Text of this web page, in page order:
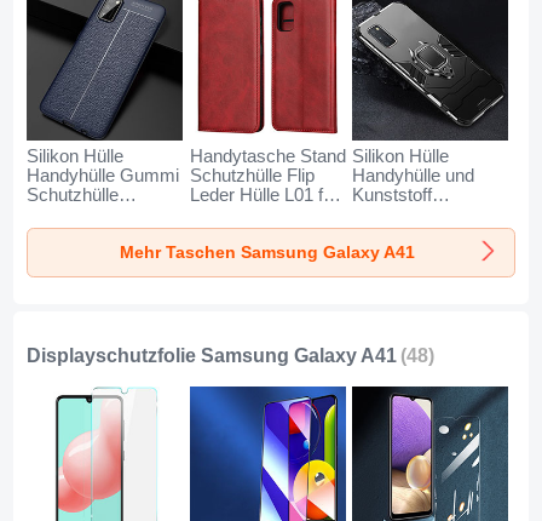
Silikon Hülle
Handyhülle Gummi
Schutzhülle
Tasche für
Samsung Galaxy
A41 Blau
Handytasche Stand
Schutzhülle Flip
Leder Hülle L01 für
A41 Rot
Silikon Hülle
Handyhülle und
Kunststoff
Hartschalen
Tasche mit
Magnetisch
Schwarz
Mehr Taschen Samsung Galaxy A41
Displayschutzfolie Samsung Galaxy A41 (48)